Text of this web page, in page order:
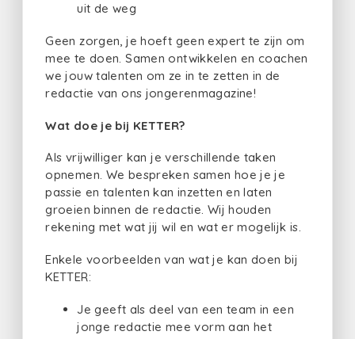
uit de weg
Geen zorgen, je hoeft geen expert te zijn om
mee te doen. Samen ontwikkelen en coachen
we jouw talenten om ze in te zetten in de
redactie van ons jongerenmagazine!
Wat doe je bij KETTER?
Als vrijwilliger kan je verschillende taken
opnemen. We bespreken samen hoe je je
passie en talenten kan inzetten en laten
groeien binnen de redactie. Wij houden
rekening met wat jij wil en wat er mogelijk is.
Enkele voorbeelden van wat je kan doen bij
KETTER:
Je geeft als deel van een team in een
jonge redactie mee vorm aan het